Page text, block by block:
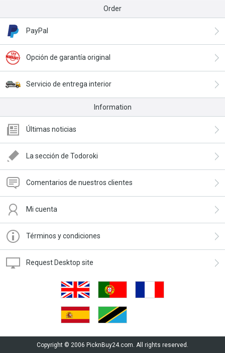
Order
PayPal
Opción de garantía original
Servicio de entrega interior
Information
Últimas noticias
La sección de Todoroki
Comentarios de nuestros clientes
Mi cuenta
Términos y condiciones
Request Desktop site
Copyright © 2006 PicknBuy24.com. All rights reserved.